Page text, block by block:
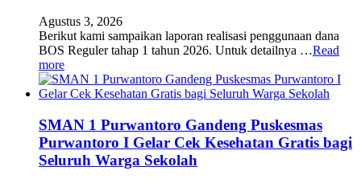
Agustus 3, 2026
Berikut kami sampaikan laporan realisasi penggunaan dana
BOS Reguler tahap 1 tahun 2026. Untuk detailnya …Read
more
SMAN 1 Purwantoro Gandeng Puskesmas
Purwantoro I Gelar Cek Kesehatan Gratis bagi
Seluruh Warga Sekolah